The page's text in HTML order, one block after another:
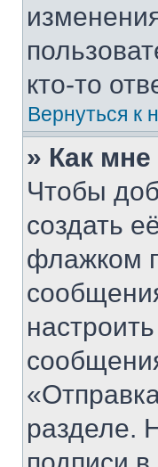
кто-то
Вернуться к
» Как
Чтобы
создать
флажком
разделе.